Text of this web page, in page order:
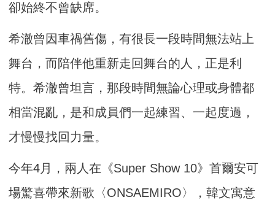
卻始終不曾缺席。
希澈曾因車禍舊傷，有很長一段時間無法站上
舞台，而陪伴他重新走回舞台的人，正是利
特。希澈曾坦言，那段時間無論心理或身體都
相當混亂，是和成員們一起練習、一起度過，
才慢慢找回力量。
今年4月，兩人在《Super Show 10》首爾安可
場驚喜帶來新歌〈ONSAEMIRO〉，韓文寓意